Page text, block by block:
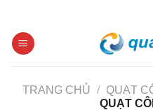
content
TRANG CHỦ / QUẠT
QUẠT